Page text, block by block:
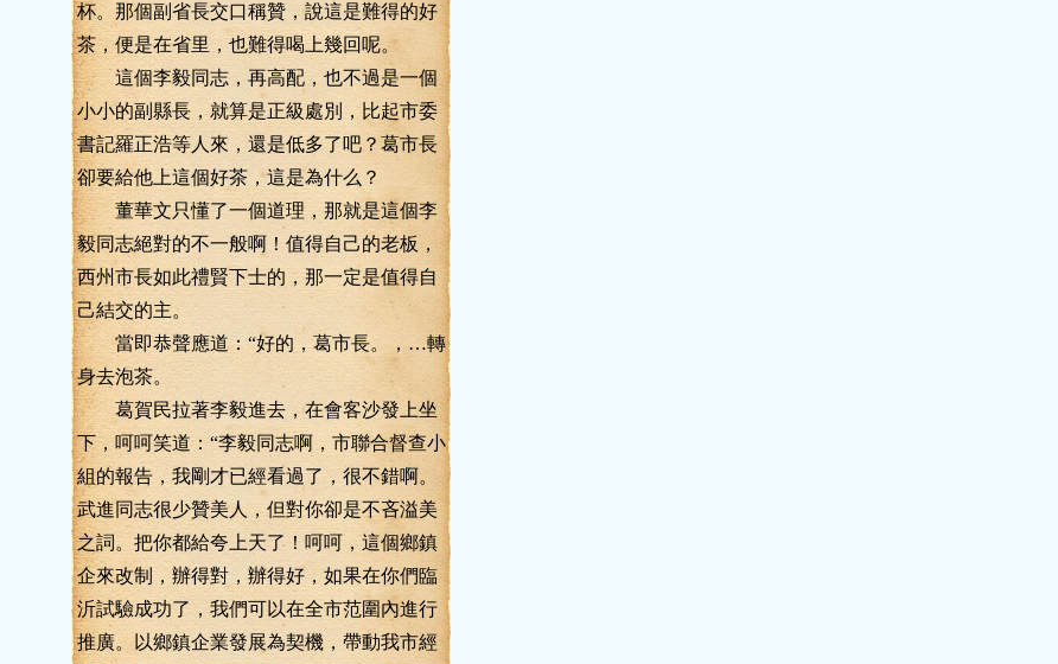
杯。那個副省長交口稱贊，說這是難得的好
茶，便是在省里，也難得喝上幾回呢。
這個李毅同志，再高配，也不過是一個
小小的副縣長，就算是正級處別，比起市委
書記羅正浩等人來，還是低多了吧？葛市長
卻要給他上這個好茶，這是為什么？
董華文只懂了一個道理，那就是這個李
毅同志絕對的不一般啊！值得自己的老板，
西州市長如此禮賢下士的，那一定是值得自
己結交的主。
當即恭聲應道：“好的，葛市長。，…轉
身去泡茶。
葛賀民拉著李毅進去，在會客沙發上坐
下，呵呵笑道：“李毅同志啊，市聯合督查小
組的報告，我剛才已經看過了，很不錯啊。
武進同志很少贊美人，但對你卻是不吝溢美
之詞。把你都給夸上天了！呵呵，這個鄉鎮
企來改制，辦得對，辦得好，如果在你們臨
沂試驗成功了，我們可以在全市范圍內進行
推廣。以鄉鎮企業發展為契機，帶動我市經